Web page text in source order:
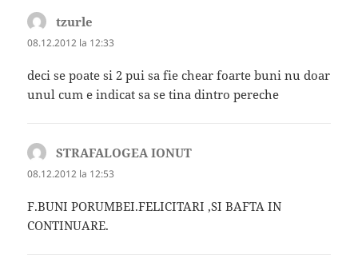
tzurle
08.12.2012 la 12:33
deci se poate si 2 pui sa fie chear foarte buni nu doar
unul cum e indicat sa se tina dintro pereche
STRAFALOGEA IONUT
08.12.2012 la 12:53
F.BUNI PORUMBEI.FELICITARI ,SI BAFTA IN
CONTINUARE.